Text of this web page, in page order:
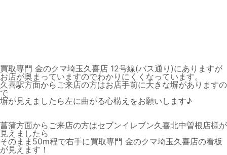
買取専門 金のクマ埼玉久喜店 12号線(バス通り)にありますが
お店が奥まっていますのでわかりにくくなっています。
久喜駅方面からご来店の方はお店手前に大きな塀がありますの
で
塀が見えましたら左に曲がる心構えをお願いします♪
菖蒲方面からご来店の方はセブンイレブン久喜北中曽根店様が
見えましたら
そのまま50m程で右手に買取専門 金のクマ埼玉久喜店の看板
が見えます！